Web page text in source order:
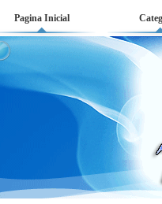
Pagina Inicial